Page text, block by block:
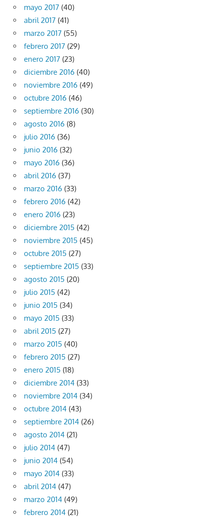
mayo 2017 (40)
abril 2017 (41)
marzo 2017 (55)
febrero 2017 (29)
enero 2017 (23)
diciembre 2016 (40)
noviembre 2016 (49)
octubre 2016 (46)
septiembre 2016 (30)
agosto 2016 (8)
julio 2016 (36)
junio 2016 (32)
mayo 2016 (36)
abril 2016 (37)
marzo 2016 (33)
febrero 2016 (42)
enero 2016 (23)
diciembre 2015 (42)
noviembre 2015 (45)
octubre 2015 (27)
septiembre 2015 (33)
agosto 2015 (20)
julio 2015 (42)
junio 2015 (34)
mayo 2015 (33)
abril 2015 (27)
marzo 2015 (40)
febrero 2015 (27)
enero 2015 (18)
diciembre 2014 (33)
noviembre 2014 (34)
octubre 2014 (43)
septiembre 2014 (26)
agosto 2014 (21)
julio 2014 (47)
junio 2014 (54)
mayo 2014 (33)
abril 2014 (47)
marzo 2014 (49)
febrero 2014 (21)